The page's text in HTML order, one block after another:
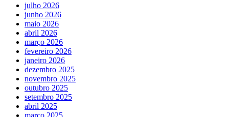
julho 2026
junho 2026
maio 2026
abril 2026
março 2026
fevereiro 2026
janeiro 2026
dezembro 2025
novembro 2025
outubro 2025
setembro 2025
abril 2025
março 2025